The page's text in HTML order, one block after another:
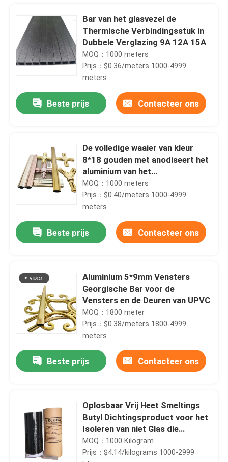
Bar van het glasvezel de
Thermische Verbindingsstuk in
Dubbele Verglazing 9A 12A 15A
MOQ：1000 meters
Prijs：$0.36/meters 1000-4999
meters
Beste prijs Contacteer ons
De volledige waaier van kleur
8*18 gouden met anodiseert het
aluminium van het
oppervlakteprofiel voor
hardware voor deuren en
aluminiumvensters
MOQ：1000 meters
Prijs：$0.40/meters 1000-4999
meters
Beste prijs Contacteer ons
Aluminium 5*9mm Vensters
Georgische Bar voor de
Vensters en de Deuren van UPVC
MOQ：1800 meter
Prijs：$0.38/meters 1800-4999
meters
Beste prijs Contacteer ons
Oplosbaar Vrij Heet Smeltings
Butyl Dichtingsproduct voor het
Isoleren van niet Glas die
vertroebelen
MOQ：1000 Kilogram
Prijs：$4.14/kilograms 1000-2999